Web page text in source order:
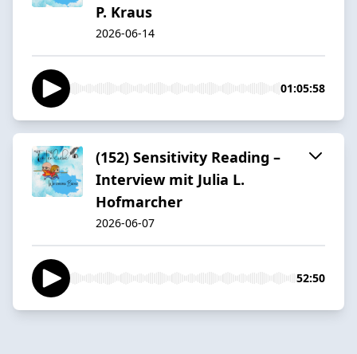
P. Kraus
2026-06-14
01:05:58
(152) Sensitivity Reading –
Interview mit Julia L.
Hofmarcher
2026-06-07
52:50